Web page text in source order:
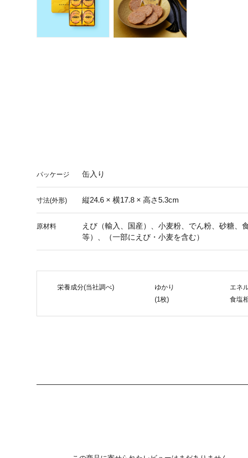
パッケージ 缶入り
寸法(外形) 縦24.6 × 横17.8 × 高さ5.3cm
原材料
えび（輸入、国産）、小麦粉、でん粉、砂糖、
等）、（一部にえび・小麦を含む）
栄養成分(当社調べ)
ゆかり
(1枚)
エネ
食塩